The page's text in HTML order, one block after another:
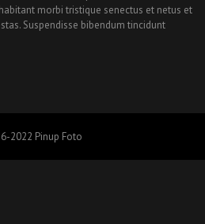
morbi tristique senectus et netus et
Suspendisse bibendum tincidunt
2022 Pinup Foto